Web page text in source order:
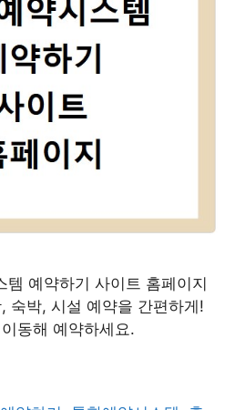
템 예약하기 사이트 홈페이지
숙박, 시설 예약을 간편하게!
동해 예약하세요.